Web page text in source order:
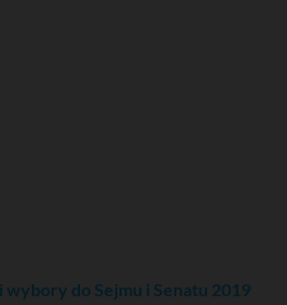
do Sejmu i Senatu 2019